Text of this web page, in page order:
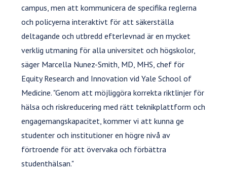
campus, men att kommunicera de specifika reglerna
och policyerna interaktivt för att säkerställa
deltagande och utbredd efterlevnad är en mycket
verklig utmaning för alla universitet och högskolor,
säger Marcella Nunez-Smith, MD, MHS, chef för
Equity Research and Innovation vid Yale School of
Medicine. "Genom att möjliggöra korrekta riktlinjer för
hälsa och riskreducering med rätt teknikplattform och
engagemangskapacitet, kommer vi att kunna ge
studenter och institutioner en högre nivå av
förtroende för att övervaka och förbättra
studenthälsan."